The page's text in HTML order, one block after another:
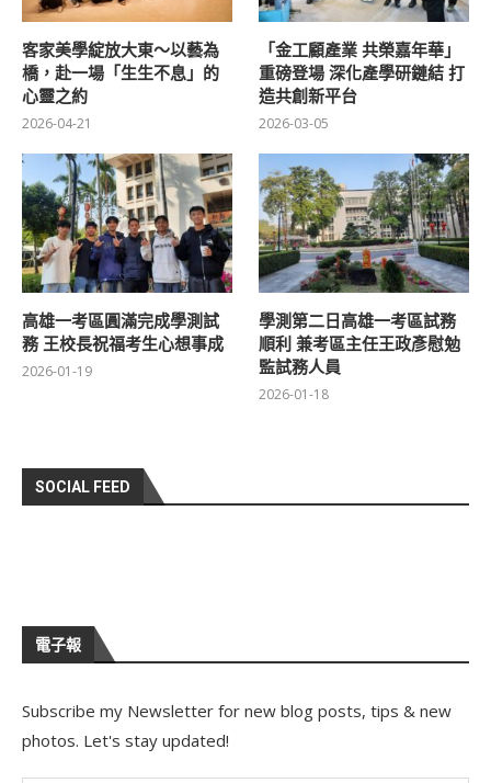
客家美學綻放大東～以藝為
橋，赴一場「生生不息」的
心靈之約
2026-04-21
「金工顧產業 共榮嘉年華」
重磅登場 深化產學研鏈結 打
造共創新平台
2026-03-05
高雄一考區圓滿完成學測試
務 王校長祝福考生心想事成
2026-01-19
學測第二日高雄一考區試務
順利 兼考區主任王政彥慰勉
監試務人員
2026-01-18
SOCIAL FEED
電子報
Subscribe my Newsletter for new blog posts, tips & new
photos. Let's stay updated!